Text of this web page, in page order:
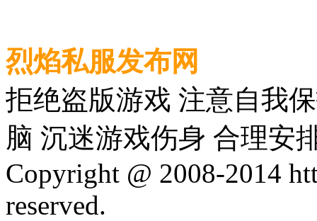
烈焰私服发布网
拒绝盗版游戏 注意自我
脑 沉迷游戏伤身 合理安
Copyright @ 2008-2014
reserved.